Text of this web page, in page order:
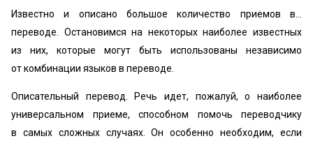
Известно и описано большое количество приемов в…
переводе. Остановимся на некоторых наиболее известных
из них, которые могут быть использованы независимо
от комбинации языков в переводе.
Описательный перевод. Речь идет, пожалуй, о наиболее
универсальном приеме, способном помочь переводчику
в самых сложных случаях. Он особенно необходим, если